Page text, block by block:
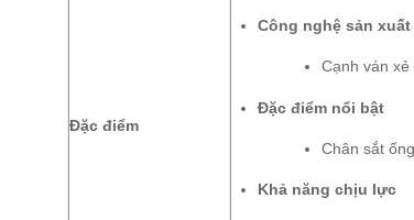
Đặc điểm
Công nghệ sản xuất
Cạnh ván
Đặc điểm nổi bật
Chân sắt
Khả năng chịu lực